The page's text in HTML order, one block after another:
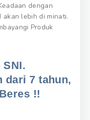
dengan
akan lebih di minati.
Produk
dari 7 tahun,
!!